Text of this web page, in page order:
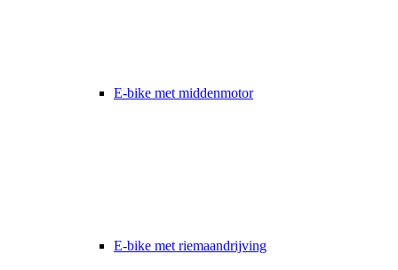
E-bike met middenmotor
E-bike met riemaandrijving